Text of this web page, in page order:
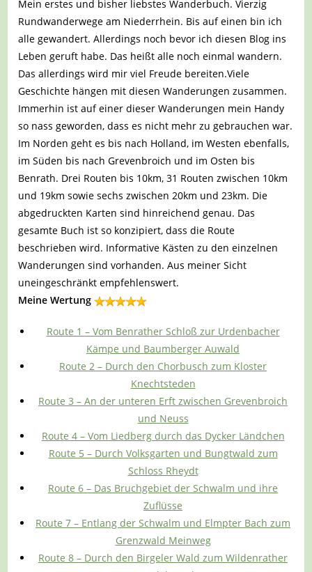
Mein erstes und bisher liebstes Wanderbuch. Vierzig
Rundwanderwege am Niederrhein. Bis auf einen bin ich
alle gewandert. Allerdings noch bevor ich diesen Blog ins
Leben geruft habe. Das heißt alle noch einmal wandern.
Das allerdings wird mir viel Freude bereiten.Viele
Geschichte hängen mit diesen Wanderungen zusammen.
Immerhin ist auf einer dieser Wanderungen mein Handy
so nass geworden, dass es nicht mehr zu gebrauchen war.
Im Norden geht es bis nach Holland, im Westen ebenfalls,
im Süden bis nach Grevenbroich und im Osten bis
Benrath. Drei Routen bis 10km, 31 Routen zwischen 10km
und 19km sowie sechs zwischen 20km und 23km. Die
abgedruckten Karten sind hinreichend genau. Das
gesamte Buch ist so konzipiert, dass die Route
beschrieben wird. Informative Kästen zu den einzelnen
Wanderungen sind vorhanden. Aus meiner Sicht
uneingeschränkt empfehlenswert.
Meine Wertung
Route 1 – Vom Benrather Schloß zur Urdenbacher
Kämpe und Baumberger Auwald
Route 2 – Durch den Chorbusch zum Kloster
Knechtsteden
Route 3 – An der unteren Erft zwischen Grevenbroich
und Neuss
Route 4 – Vom Liedberg durch das Dycker Ländchen
Route 5 – Durch Volksgarten und Bungtwald zum
Schloss Rheydt
Route 6 – Das Bruchgebiet der Schwalm und ihre
Zuflüsse
Route 7 – Entlang der Schwalm und Elmpter Bach zum
Grenzwald Meinweg
Route 8 – Durch den Birgeler Wald zum Wildenrather